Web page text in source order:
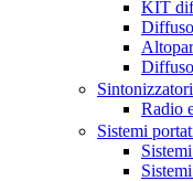
KIT
Sintonizzatori
Radio
Sistemi